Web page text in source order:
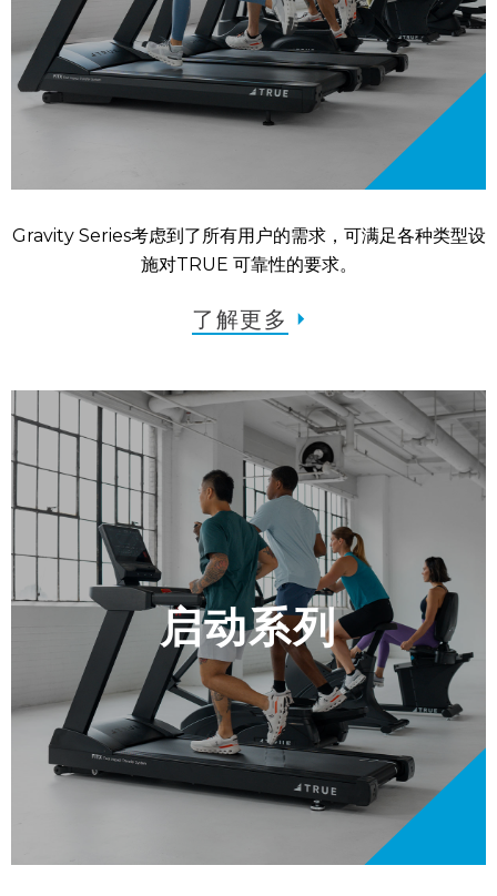
Gravity Series考虑到了所有用户的需求，可满足各种类型设
施对TRUE 可靠性的要求。
了解更多
启动系列